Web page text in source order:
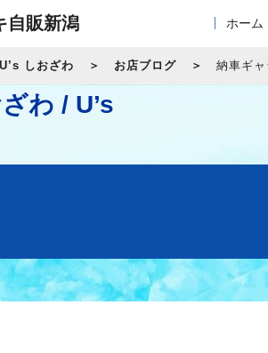
自販新潟 ホーム
しおざわ お店ブログ 納車ギャ
わ / U’s